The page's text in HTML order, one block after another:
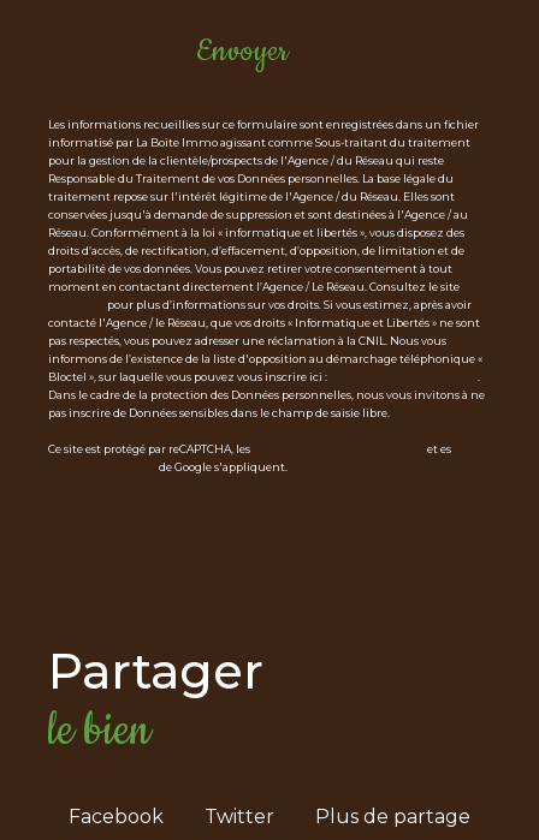
Envoyer
Les informations recueillies sur ce formulaire sont enregistrées dans un fichier
informatisé par La Boite Immo agissant comme Sous-traitant du traitement
pour la gestion de la clientèle/prospects de l'Agence / du Réseau qui reste
Responsable du Traitement de vos Données personnelles. La base légale du
traitement repose sur l'intérêt légitime de l'Agence / du Réseau. Elles sont
conservées jusqu'à demande de suppression et sont destinées à l'Agence / au
Réseau. Conformément à la loi « informatique et libertés », vous disposez des
droits d’accès, de rectification, d’effacement, d’opposition, de limitation et de
portabilité de vos données. Vous pouvez retirer votre consentement à tout
moment en contactant directement l’Agence / Le Réseau. Consultez le site
pour plus d’informations sur vos droits. Si vous estimez, après avoir
contacté l'Agence / le Réseau, que vos droits « Informatique et Libertés » ne sont
pas respectés, vous pouvez adresser une réclamation à la CNIL. Nous vous
informons de l’existence de la liste d'opposition au démarchage téléphonique «
Bloctel », sur laquelle vous pouvez vous inscrire ici :
Dans le cadre de la protection des Données personnelles, nous vous invitons à ne
pas inscrire de Données sensibles dans le champ de saisie libre.
Ce site est protégé par reCAPTCHA, les et es
de Google s'appliquent.
partager
le bien
Facebook Twitter Plus de partage